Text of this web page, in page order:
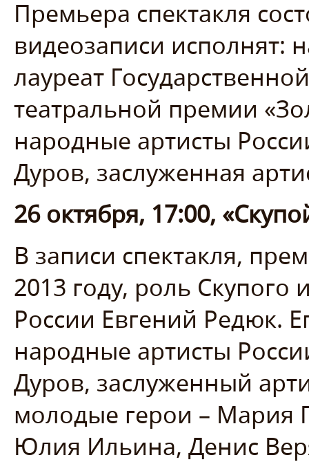
Премьера спектакля
видеозаписи исполнят:
лауреат
театральной премии
народные артисты
Дуров, заслуженная
26 октября, 17:00,
В записи спектакля,
2013 году, роль Скупого
России Евгений Редюк.
народные артисты
Дуров, заслуженный
молодые герои – Мария
Юлия Ильина, Денис